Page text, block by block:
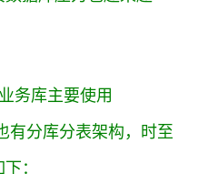
务库主要使用
有分库分表架构，时至
：